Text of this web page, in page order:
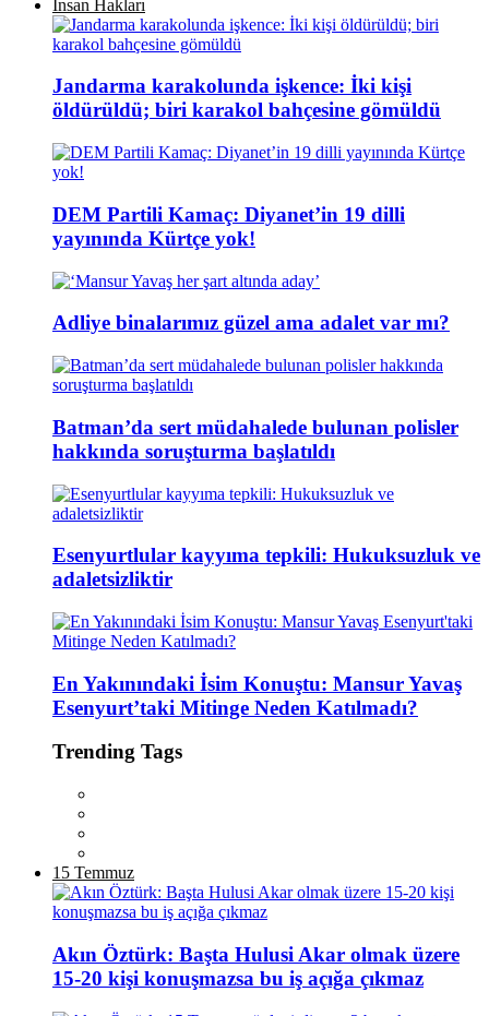
İnsan Hakları
Jandarma karakolunda işkence: İki kişi
öldürüldü; biri karakol bahçesine gömüldü
DEM Partili Kamaç: Diyanet’in 19 dilli
yayınında Kürtçe yok!
Adliye binalarımız güzel ama adalet var mı?
Batman’da sert müdahalede bulunan polisler
hakkında soruşturma başlatıldı
Esenyurtlular kayyıma tepkili: Hukuksuzluk ve
adaletsizliktir
En Yakınındaki İsim Konuştu: Mansur Yavaş
Esenyurt’taki Mitinge Neden Katılmadı?
Trending Tags
15 Temmuz
Akın Öztürk: Başta Hulusi Akar olmak üzere
15-20 kişi konuşmazsa bu iş açığa çıkmaz